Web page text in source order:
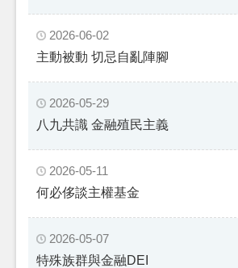
2026-06-02
主動被動 切忌自亂陣腳
2026-05-29
八九共識 金融殖民主義
2026-05-11
何必侈談主權基金
2026-05-07
特殊族群與金融DEI